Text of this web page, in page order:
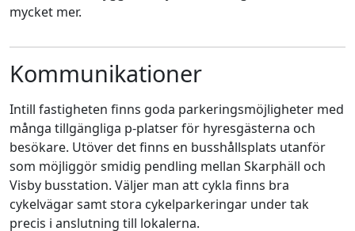
mycket mer.
Kommunikationer
Intill fastigheten finns goda parkeringsmöjligheter med
många tillgängliga p-platser för hyresgästerna och
besökare. Utöver det finns en busshållsplats utanför
som möjliggör smidig pendling mellan Skarphäll och
Visby busstation. Väljer man att cykla finns bra
cykelvägar samt stora cykelparkeringar under tak
precis i anslutning till lokalerna.